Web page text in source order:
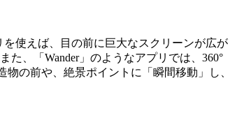
使えば、目の前に巨大なスクリーンが広が
、「Wander」のようなアプリでは、360°
物の前や、絶景ポイントに「瞬間移動」し、